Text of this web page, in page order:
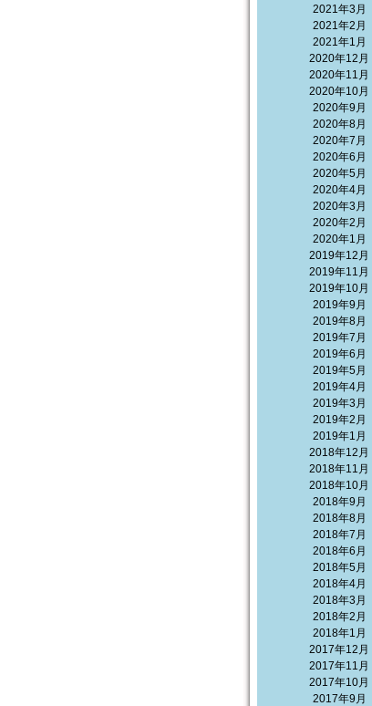
2021年3月
2021年2月
2021年1月
2020年12月
2020年11月
2020年10月
2020年9月
2020年8月
2020年7月
2020年6月
2020年5月
2020年4月
2020年3月
2020年2月
2020年1月
2019年12月
2019年11月
2019年10月
2019年9月
2019年8月
2019年7月
2019年6月
2019年5月
2019年4月
2019年3月
2019年2月
2019年1月
2018年12月
2018年11月
2018年10月
2018年9月
2018年8月
2018年7月
2018年6月
2018年5月
2018年4月
2018年3月
2018年2月
2018年1月
2017年12月
2017年11月
2017年10月
2017年9月